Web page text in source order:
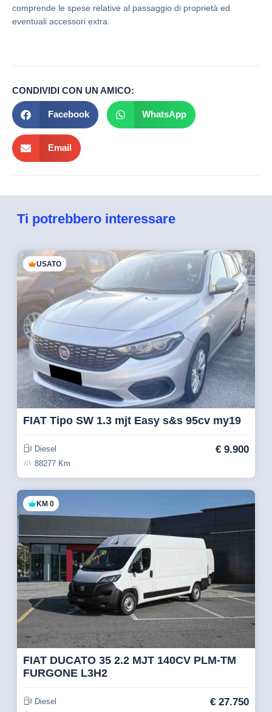
comprende le spese relative al passaggio di proprietà ed
eventuali accessori extra.
CONDIVIDI CON UN AMICO:
Facebook WhatsApp
Email
Ti potrebbero interessare
USATO
FIAT Tipo SW 1.3 mjt Easy s&s 95cv my19
Diesel
88277 Km
€ 9.900
KM 0
FIAT DUCATO 35 2.2 MJT 140CV PLM-TM
FURGONE L3H2
Diesel
€ 27.750